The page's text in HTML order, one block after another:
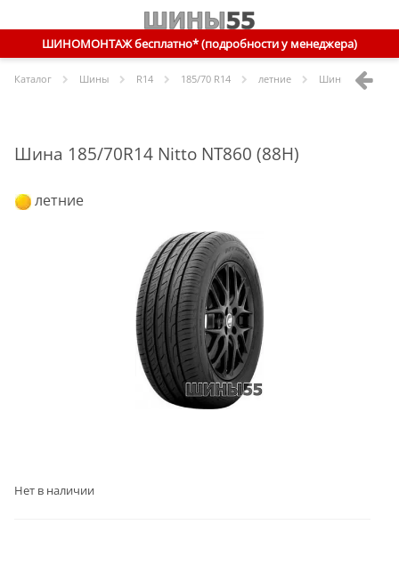
ШИНОМОНТАЖ бесплатно* (подробности у менеджера)
Каталог Шины R14 185/70 R14 летние Шины Nitto
Шина 185/70R14 Nitto NT860 (88H)
летние
Нет в наличии